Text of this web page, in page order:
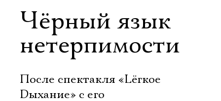
Чёрный язык
нетерпимости
После спектакля «Lёгкое
Dыхание» с его